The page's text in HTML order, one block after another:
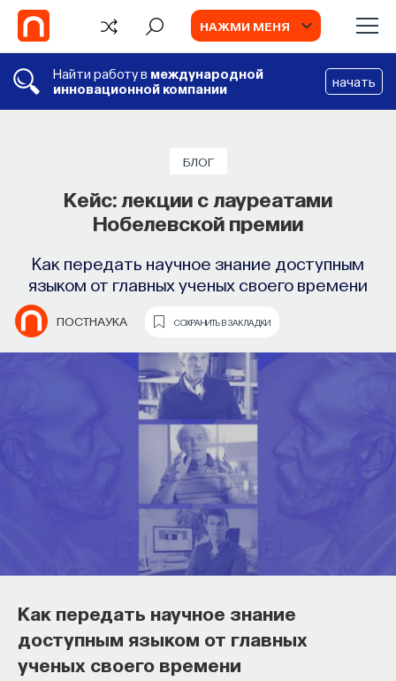
НАЖМИ МЕНЯ
Найти работу в международной
инновационной компании
начать
БЛОГ
Кейс: лекции с лауреатами
Нобелевской премии
Как передать научное знание доступным
языком от главных ученых своего времени
ПОСТНАУКА СОХРАНИТЬ В ЗАКЛАДКИ
Как передать научное знание
доступным языком от главных
ученых своего времени
Философский поиск: начала
Как философия помогает составлять
собственное мнение о происходящем
ПОСТНАУКА СОХРАНИТЬ В ЗАКЛАДКИ
Как философия помогает составлять
собственное мнение
о происходящем в мире?
Как философия помогает понять мир, в котором